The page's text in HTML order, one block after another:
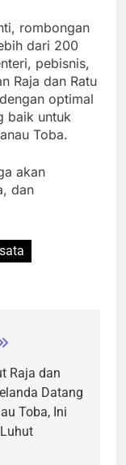
rombongan
dari 200
pebisnis,
Raja dan Ratu
optimal
baik untuk
Toba.
akan
dan
Raja dan
Datang
Toba, Ini